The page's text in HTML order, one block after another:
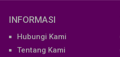
INFORMASI
Hubungi Kami
Tentang Kami